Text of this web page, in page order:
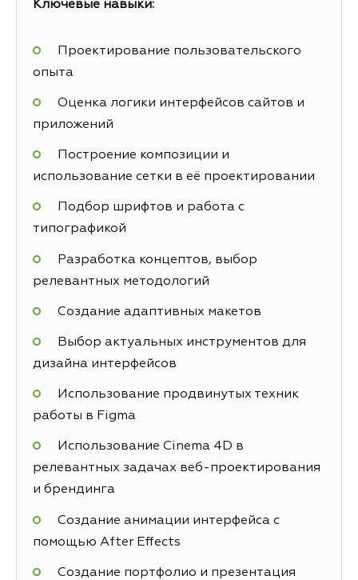
Ключевые навыки:
Проектирование пользовательского
опыта
Оценка логики интерфейсов сайтов и
приложений
Построение композиции и
использование сетки в её проектировании
Подбор шрифтов и работа с
типографикой
Разработка концептов, выбор
релевантных методологий
Создание адаптивных макетов
Выбор актуальных инструментов для
дизайна интерфейсов
Использование продвинутых техник
работы в Figma
Использование Cinema 4D в
релевантных задачах веб-проектирования
и брендинга
Создание анимации интерфейса с
помощью After Effects
Создание портфолио и презентация